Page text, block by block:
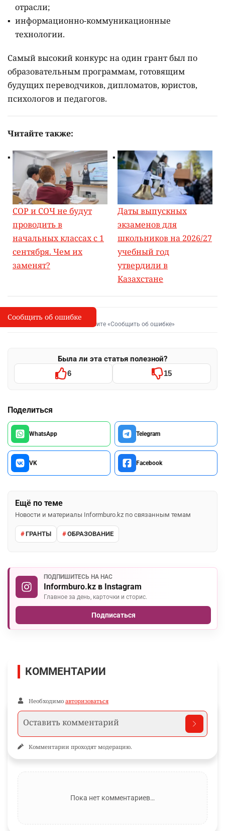
отрасли;
информационно-коммуникационные
технологии.
Самый высокий конкурс на один грант был по
образовательным программам, готовящим
будущих переводчиков, дипломатов, юристов,
психологов и педагогов.
Читайте также:
СОР и СОЧ не будут
проводить в
начальных классах с 1
сентября. Чем их
заменят?
Даты выпускных
экзаменов для
школьников на 2026/27
учебный год
утвердили в
Казахстане
I
Сообщить об опечатке
Выделите фрагмент и нажмите «Сообщить об ошибке»
Была ли эта статья полезной?
6 15
Поделиться
WhatsApp Telegram
VK Facebook
Ещё по теме
Новости и материалы Informburo.kz по связанным темам
ГРАНТЫ ОБРАЗОВАНИЕ
ПОДПИШИТЕСЬ НА НАС
Informburo.kz в Instagram
Главное за день, карточки и сторис.
Подписаться
Сообщить об ошибке
КОММЕНТАРИИ
Необходимо авторизоваться
Комментарии проходят модерацию.
Пока нет комментариев…